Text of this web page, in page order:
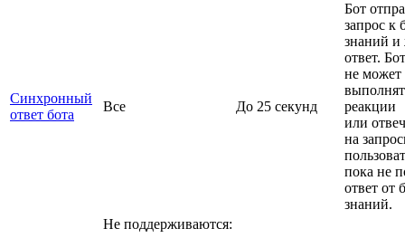
Синхронный
ответ бота
Все До 25 секунд
Бот
запрос к
знаний и
ответ. Бот
не может
реакции
или
на
пока не
ответ от
знаний.
Не поддерживаются: